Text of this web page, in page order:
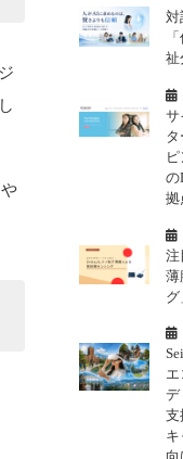
対
祉
サ
タ
の
拠
注
薄
グ
デ
支